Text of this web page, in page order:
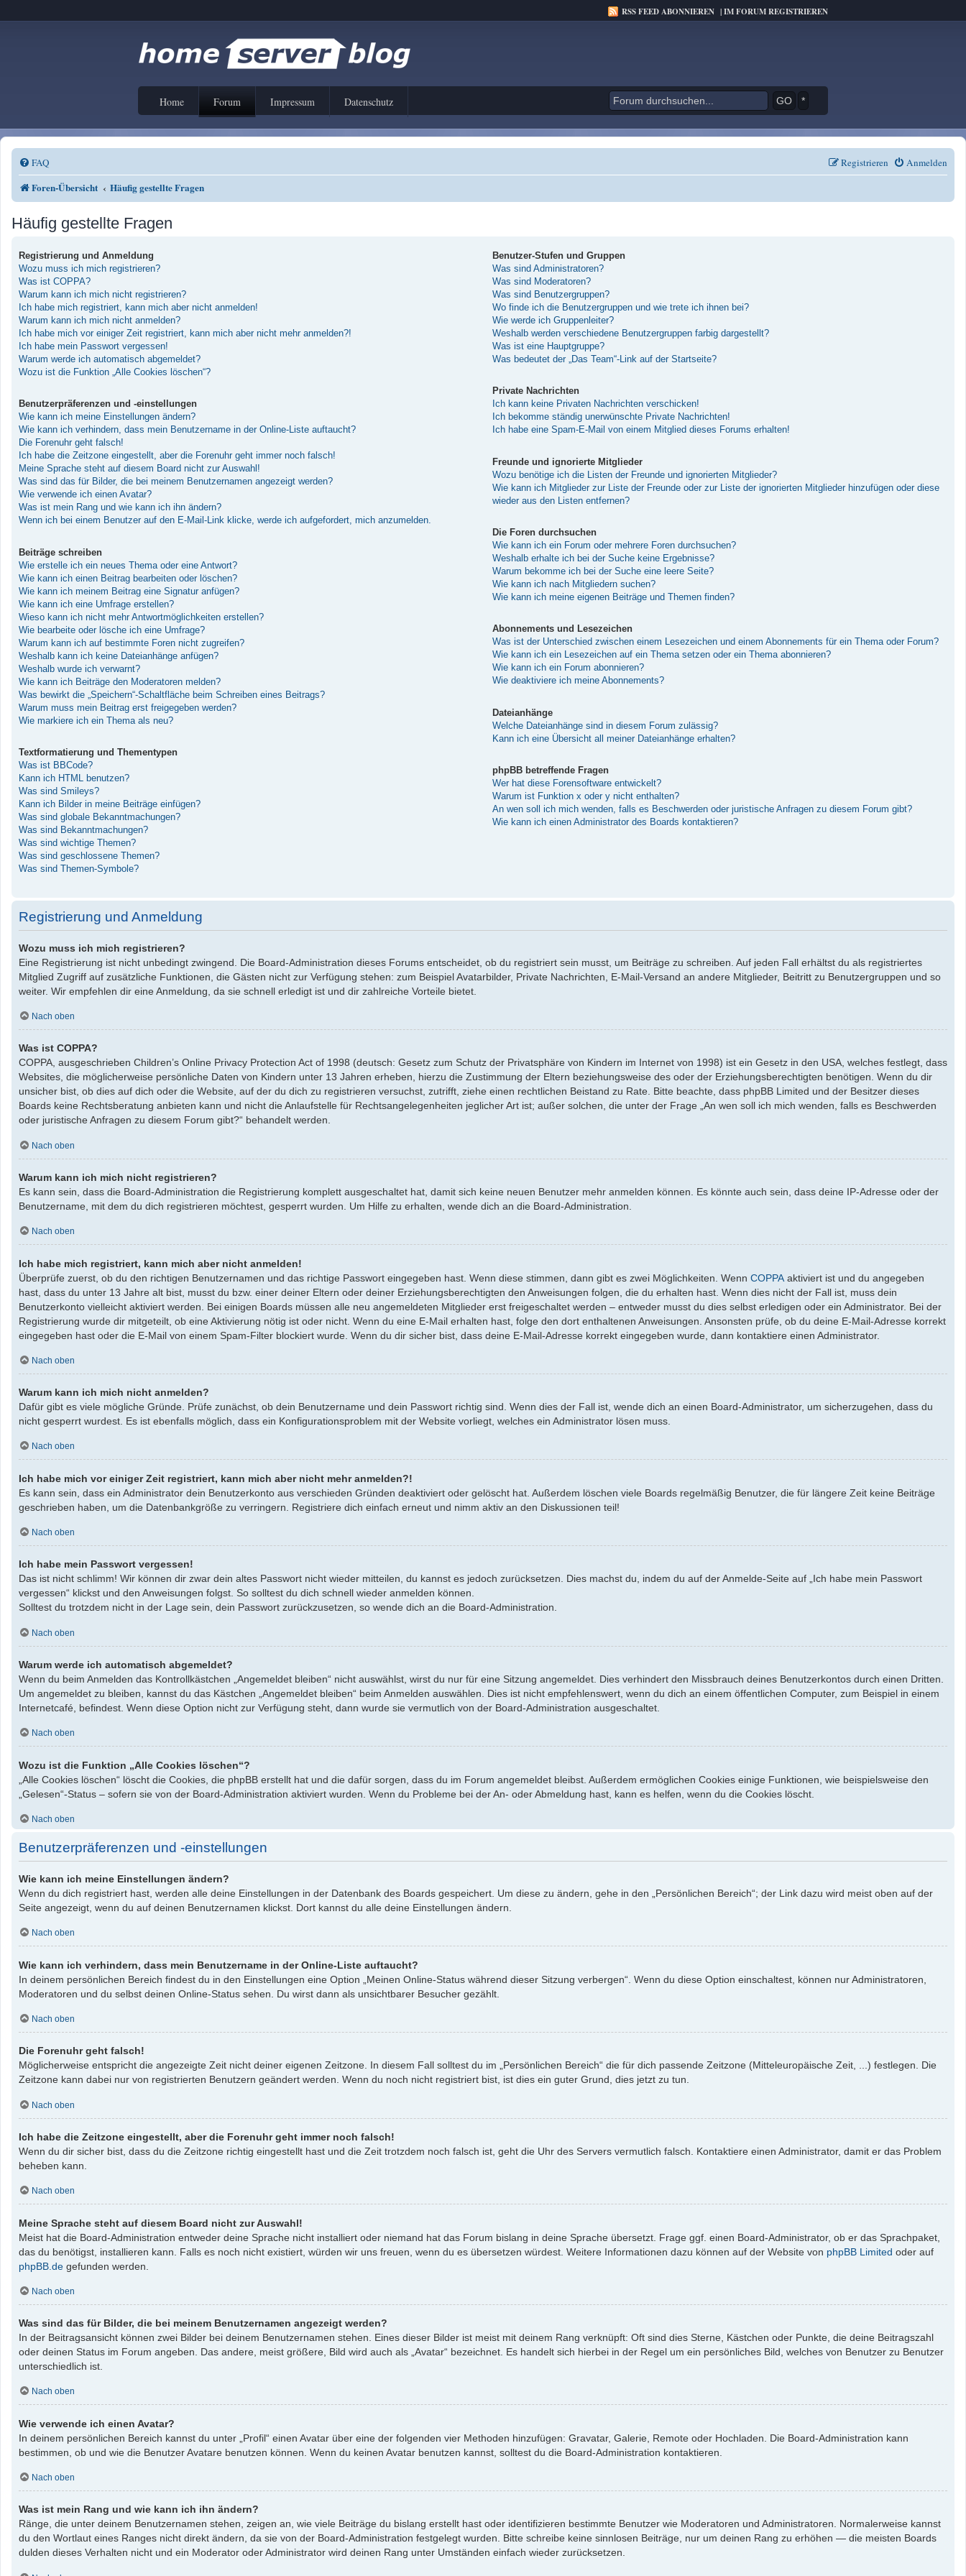
RSS FEED ABONNIEREN |IM FORUM REGISTRIEREN
Home Forum Impressum Datenschutz *
FAQ Anmelden
Registrieren
Foren-Übersicht Häufig gestellte Fragen
Häufig gestellte Fragen
Registrierung und Anmeldung
Wozu muss ich mich registrieren?
Was ist COPPA?
Warum kann ich mich nicht registrieren?
Ich habe mich registriert, kann mich aber nicht anmelden!
Warum kann ich mich nicht anmelden?
Ich habe mich vor einiger Zeit registriert, kann mich aber nicht mehr anmelden?!
Ich habe mein Passwort vergessen!
Warum werde ich automatisch abgemeldet?
Wozu ist die Funktion „Alle Cookies löschen“?
Benutzerpräferenzen und -einstellungen
Wie kann ich meine Einstellungen ändern?
Wie kann ich verhindern, dass mein Benutzername in der Online-Liste auftaucht?
Die Forenuhr geht falsch!
Ich habe die Zeitzone eingestellt, aber die Forenuhr geht immer noch falsch!
Meine Sprache steht auf diesem Board nicht zur Auswahl!
Was sind das für Bilder, die bei meinem Benutzernamen angezeigt werden?
Wie verwende ich einen Avatar?
Was ist mein Rang und wie kann ich ihn ändern?
Wenn ich bei einem Benutzer auf den E-Mail-Link klicke, werde ich aufgefordert, mich anzumelden.
Beiträge schreiben
Wie erstelle ich ein neues Thema oder eine Antwort?
Wie kann ich einen Beitrag bearbeiten oder löschen?
Wie kann ich meinem Beitrag eine Signatur anfügen?
Wie kann ich eine Umfrage erstellen?
Wieso kann ich nicht mehr Antwortmöglichkeiten erstellen?
Wie bearbeite oder lösche ich eine Umfrage?
Warum kann ich auf bestimmte Foren nicht zugreifen?
Weshalb kann ich keine Dateianhänge anfügen?
Weshalb wurde ich verwarnt?
Wie kann ich Beiträge den Moderatoren melden?
Was bewirkt die „Speichern“-Schaltfläche beim Schreiben eines Beitrags?
Warum muss mein Beitrag erst freigegeben werden?
Wie markiere ich ein Thema als neu?
Textformatierung und Thementypen
Was ist BBCode?
Kann ich HTML benutzen?
Was sind Smileys?
Kann ich Bilder in meine Beiträge einfügen?
Was sind globale Bekanntmachungen?
Was sind Bekanntmachungen?
Was sind wichtige Themen?
Was sind geschlossene Themen?
Was sind Themen-Symbole?
Benutzer-Stufen und Gruppen
Was sind Administratoren?
Was sind Moderatoren?
Was sind Benutzergruppen?
Wo finde ich die Benutzergruppen und wie trete ich ihnen bei?
Wie werde ich Gruppenleiter?
Weshalb werden verschiedene Benutzergruppen farbig dargestellt?
Was ist eine Hauptgruppe?
Was bedeutet der „Das Team“-Link auf der Startseite?
Private Nachrichten
Ich kann keine Privaten Nachrichten verschicken!
Ich bekomme ständig unerwünschte Private Nachrichten!
Ich habe eine Spam-E-Mail von einem Mitglied dieses Forums erhalten!
Freunde und ignorierte Mitglieder
Wozu benötige ich die Listen der Freunde und ignorierten Mitglieder?
Wie kann ich Mitglieder zur Liste der Freunde oder zur Liste der ignorierten Mitglieder hinzufügen oder diese
wieder aus den Listen entfernen?
Die Foren durchsuchen
Wie kann ich ein Forum oder mehrere Foren durchsuchen?
Weshalb erhalte ich bei der Suche keine Ergebnisse?
Warum bekomme ich bei der Suche eine leere Seite?
Wie kann ich nach Mitgliedern suchen?
Wie kann ich meine eigenen Beiträge und Themen finden?
Abonnements und Lesezeichen
Was ist der Unterschied zwischen einem Lesezeichen und einem Abonnements für ein Thema oder Forum?
Wie kann ich ein Lesezeichen auf ein Thema setzen oder ein Thema abonnieren?
Wie kann ich ein Forum abonnieren?
Wie deaktiviere ich meine Abonnements?
Dateianhänge
Welche Dateianhänge sind in diesem Forum zulässig?
Kann ich eine Übersicht all meiner Dateianhänge erhalten?
phpBB betreffende Fragen
Wer hat diese Forensoftware entwickelt?
Warum ist Funktion x oder y nicht enthalten?
An wen soll ich mich wenden, falls es Beschwerden oder juristische Anfragen zu diesem Forum gibt?
Wie kann ich einen Administrator des Boards kontaktieren?
Registrierung und Anmeldung
Wozu muss ich mich registrieren?
Eine Registrierung ist nicht unbedingt zwingend. Die Board-Administration dieses Forums entscheidet, ob du registriert sein musst, um Beiträge zu schreiben. Auf jeden Fall erhältst du als registriertes
Mitglied Zugriff auf zusätzliche Funktionen, die Gästen nicht zur Verfügung stehen: zum Beispiel Avatarbilder, Private Nachrichten, E-Mail-Versand an andere Mitglieder, Beitritt zu Benutzergruppen und so
weiter. Wir empfehlen dir eine Anmeldung, da sie schnell erledigt ist und dir zahlreiche Vorteile bietet.
Nach oben
Was ist COPPA?
COPPA, ausgeschrieben Children’s Online Privacy Protection Act of 1998 (deutsch: Gesetz zum Schutz der Privatsphäre von Kindern im Internet von 1998) ist ein Gesetz in den USA, welches festlegt, dass
Websites, die möglicherweise persönliche Daten von Kindern unter 13 Jahren erheben, hierzu die Zustimmung der Eltern beziehungsweise des oder der Erziehungsberechtigten benötigen. Wenn du dir
unsicher bist, ob dies auf dich oder die Website, auf der du dich zu registrieren versuchst, zutrifft, ziehe einen rechtlichen Beistand zu Rate. Bitte beachte, dass phpBB Limited und der Besitzer dieses
Boards keine Rechtsberatung anbieten kann und nicht die Anlaufstelle für Rechtsangelegenheiten jeglicher Art ist; außer solchen, die unter der Frage „An wen soll ich mich wenden, falls es Beschwerden
oder juristische Anfragen zu diesem Forum gibt?“ behandelt werden.
Nach oben
Warum kann ich mich nicht registrieren?
Es kann sein, dass die Board-Administration die Registrierung komplett ausgeschaltet hat, damit sich keine neuen Benutzer mehr anmelden können. Es könnte auch sein, dass deine IP-Adresse oder der
Benutzername, mit dem du dich registrieren möchtest, gesperrt wurden. Um Hilfe zu erhalten, wende dich an die Board-Administration.
Nach oben
Ich habe mich registriert, kann mich aber nicht anmelden!
Überprüfe zuerst, ob du den richtigen Benutzernamen und das richtige Passwort eingegeben hast. Wenn diese stimmen, dann gibt es zwei Möglichkeiten. Wenn COPPA aktiviert ist und du angegeben
hast, dass du unter 13 Jahre alt bist, musst du bzw. einer deiner Eltern oder deiner Erziehungsberechtigten den Anweisungen folgen, die du erhalten hast. Wenn dies nicht der Fall ist, muss dein
Benutzerkonto vielleicht aktiviert werden. Bei einigen Boards müssen alle neu angemeldeten Mitglieder erst freigeschaltet werden – entweder musst du dies selbst erledigen oder ein Administrator. Bei der
Registrierung wurde dir mitgeteilt, ob eine Aktivierung nötig ist oder nicht. Wenn du eine E-Mail erhalten hast, folge den dort enthaltenen Anweisungen. Ansonsten prüfe, ob du deine E-Mail-Adresse korrekt
eingegeben hast oder die E-Mail von einem Spam-Filter blockiert wurde. Wenn du dir sicher bist, dass deine E-Mail-Adresse korrekt eingegeben wurde, dann kontaktiere einen Administrator.
Nach oben
Warum kann ich mich nicht anmelden?
Dafür gibt es viele mögliche Gründe. Prüfe zunächst, ob dein Benutzername und dein Passwort richtig sind. Wenn dies der Fall ist, wende dich an einen Board-Administrator, um sicherzugehen, dass du
nicht gesperrt wurdest. Es ist ebenfalls möglich, dass ein Konfigurationsproblem mit der Website vorliegt, welches ein Administrator lösen muss.
Nach oben
Ich habe mich vor einiger Zeit registriert, kann mich aber nicht mehr anmelden?!
Es kann sein, dass ein Administrator dein Benutzerkonto aus verschieden Gründen deaktiviert oder gelöscht hat. Außerdem löschen viele Boards regelmäßig Benutzer, die für längere Zeit keine Beiträge
geschrieben haben, um die Datenbankgröße zu verringern. Registriere dich einfach erneut und nimm aktiv an den Diskussionen teil!
Nach oben
Ich habe mein Passwort vergessen!
Das ist nicht schlimm! Wir können dir zwar dein altes Passwort nicht wieder mitteilen, du kannst es jedoch zurücksetzen. Dies machst du, indem du auf der Anmelde-Seite auf „Ich habe mein Passwort
vergessen“ klickst und den Anweisungen folgst. So solltest du dich schnell wieder anmelden können.
Solltest du trotzdem nicht in der Lage sein, dein Passwort zurückzusetzen, so wende dich an die Board-Administration.
Nach oben
Warum werde ich automatisch abgemeldet?
Wenn du beim Anmelden das Kontrollkästchen „Angemeldet bleiben“ nicht auswählst, wirst du nur für eine Sitzung angemeldet. Dies verhindert den Missbrauch deines Benutzerkontos durch einen Dritten.
Um angemeldet zu bleiben, kannst du das Kästchen „Angemeldet bleiben“ beim Anmelden auswählen. Dies ist nicht empfehlenswert, wenn du dich an einem öffentlichen Computer, zum Beispiel in einem
Internetcafé, befindest. Wenn diese Option nicht zur Verfügung steht, dann wurde sie vermutlich von der Board-Administration ausgeschaltet.
Nach oben
Wozu ist die Funktion „Alle Cookies löschen“?
„Alle Cookies löschen“ löscht die Cookies, die phpBB erstellt hat und die dafür sorgen, dass du im Forum angemeldet bleibst. Außerdem ermöglichen Cookies einige Funktionen, wie beispielsweise den
„Gelesen“-Status – sofern sie von der Board-Administration aktiviert wurden. Wenn du Probleme bei der An- oder Abmeldung hast, kann es helfen, wenn du die Cookies löscht.
Nach oben
Benutzerpräferenzen und -einstellungen
Wie kann ich meine Einstellungen ändern?
Wenn du dich registriert hast, werden alle deine Einstellungen in der Datenbank des Boards gespeichert. Um diese zu ändern, gehe in den „Persönlichen Bereich“; der Link dazu wird meist oben auf der
Seite angezeigt, wenn du auf deinen Benutzernamen klickst. Dort kannst du alle deine Einstellungen ändern.
Nach oben
Wie kann ich verhindern, dass mein Benutzername in der Online-Liste auftaucht?
In deinem persönlichen Bereich findest du in den Einstellungen eine Option „Meinen Online-Status während dieser Sitzung verbergen“. Wenn du diese Option einschaltest, können nur Administratoren,
Moderatoren und du selbst deinen Online-Status sehen. Du wirst dann als unsichtbarer Besucher gezählt.
Nach oben
Die Forenuhr geht falsch!
Möglicherweise entspricht die angezeigte Zeit nicht deiner eigenen Zeitzone. In diesem Fall solltest du im „Persönlichen Bereich“ die für dich passende Zeitzone (Mitteleuropäische Zeit, ...) festlegen. Die
Zeitzone kann dabei nur von registrierten Benutzern geändert werden. Wenn du noch nicht registriert bist, ist dies ein guter Grund, dies jetzt zu tun.
Nach oben
Ich habe die Zeitzone eingestellt, aber die Forenuhr geht immer noch falsch!
Wenn du dir sicher bist, dass du die Zeitzone richtig eingestellt hast und die Zeit trotzdem noch falsch ist, geht die Uhr des Servers vermutlich falsch. Kontaktiere einen Administrator, damit er das Problem
beheben kann.
Nach oben
Meine Sprache steht auf diesem Board nicht zur Auswahl!
Meist hat die Board-Administration entweder deine Sprache nicht installiert oder niemand hat das Forum bislang in deine Sprache übersetzt. Frage ggf. einen Board-Administrator, ob er das Sprachpaket,
das du benötigst, installieren kann. Falls es noch nicht existiert, würden wir uns freuen, wenn du es übersetzen würdest. Weitere Informationen dazu können auf der Website von phpBB Limited oder auf
phpBB.de gefunden werden.
Nach oben
Was sind das für Bilder, die bei meinem Benutzernamen angezeigt werden?
In der Beitragsansicht können zwei Bilder bei deinem Benutzernamen stehen. Eines dieser Bilder ist meist mit deinem Rang verknüpft: Oft sind dies Sterne, Kästchen oder Punkte, die deine Beitragszahl
oder deinen Status im Forum angeben. Das andere, meist größere, Bild wird auch als „Avatar“ bezeichnet. Es handelt sich hierbei in der Regel um ein persönliches Bild, welches von Benutzer zu Benutzer
unterschiedlich ist.
Nach oben
Wie verwende ich einen Avatar?
In deinem persönlichen Bereich kannst du unter „Profil“ einen Avatar über eine der folgenden vier Methoden hinzufügen: Gravatar, Galerie, Remote oder Hochladen. Die Board-Administration kann
bestimmen, ob und wie die Benutzer Avatare benutzen können. Wenn du keinen Avatar benutzen kannst, solltest du die Board-Administration kontaktieren.
Nach oben
Was ist mein Rang und wie kann ich ihn ändern?
Ränge, die unter deinem Benutzernamen stehen, zeigen an, wie viele Beiträge du bislang erstellt hast oder identifizieren bestimmte Benutzer wie Moderatoren und Administratoren. Normalerweise kannst
du den Wortlaut eines Ranges nicht direkt ändern, da sie von der Board-Administration festgelegt wurden. Bitte schreibe keine sinnlosen Beiträge, nur um deinen Rang zu erhöhen — die meisten Boards
dulden dieses Verhalten nicht und ein Moderator oder Administrator wird deinen Rang unter Umständen einfach wieder zurücksetzen.